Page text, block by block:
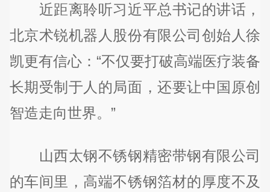
近距离聆听习近平总书记的讲话，
北京术锐机器人股份有限公司创始人徐
凯更有信心：“不仅要打破高端医疗装备
长期受制于人的局面，还要让中国原创
智造走向世界。”
山西太钢不锈钢精密带钢有限公司
的车间里，高端不锈钢箔材的厚度不及